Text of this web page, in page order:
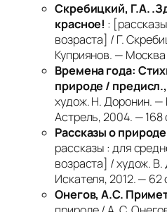
Скребицкий, Г.А.
красное! :
возраста] / Г.
Куприянов. —
Времена года:
природе /
худож. Н. Доронин.
Астрель, 2004. — 168
Рассказы о природе
рассказы : для
возраста] / худож.
Искателя, 2012. — 62
Онегов, А.С.